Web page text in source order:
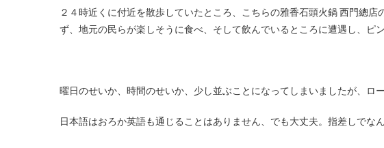
２４時近くに付近を散歩していたところ、こちらの雅香石頭火鍋 西門總
ず、地元の民らが楽しそうに食べ、そして飲んでいるところに遭遇し、ピ
曜日のせいか、時間のせいか、少し並ぶことになってしまいましたが、ロ
日本語はおろか英語も通じることはありません、でも大丈夫。指差しでな